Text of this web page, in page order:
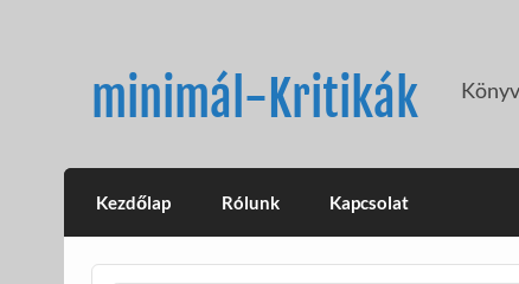
minimál-Kritikák
Kezdőlap Rólunk Kapcsolat